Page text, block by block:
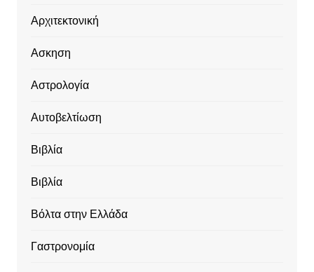
Αρχιτεκτονική
Ασκηση
Αστρολογία
Αυτοβελτίωση
Βιβλία
Βιβλία
Βόλτα στην Ελλάδα
Γαστρονομία